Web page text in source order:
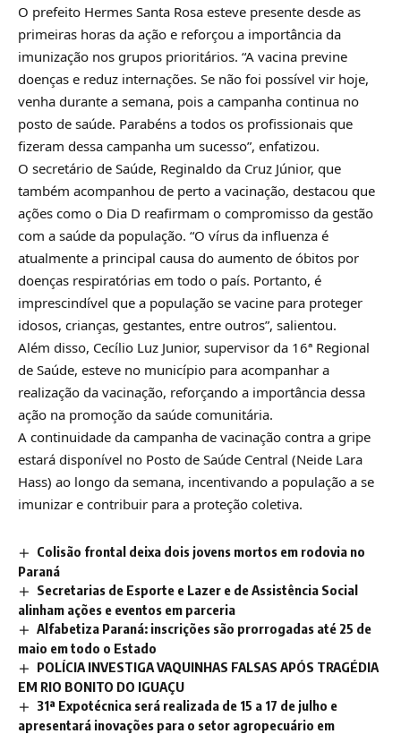
O prefeito Hermes Santa Rosa esteve presente desde as
primeiras horas da ação e reforçou a importância da
imunização nos grupos prioritários. “A vacina previne
doenças e reduz internações. Se não foi possível vir hoje,
venha durante a semana, pois a campanha continua no
posto de saúde. Parabéns a todos os profissionais que
fizeram dessa campanha um sucesso”, enfatizou.
O secretário de Saúde, Reginaldo da Cruz Júnior, que
também acompanhou de perto a vacinação, destacou que
ações como o Dia D reafirmam o compromisso da gestão
com a saúde da população. “O vírus da influenza é
atualmente a principal causa do aumento de óbitos por
doenças respiratórias em todo o país. Portanto, é
imprescindível que a população se vacine para proteger
idosos, crianças, gestantes, entre outros”, salientou.
Além disso, Cecílio Luz Junior, supervisor da 16ª Regional
de Saúde, esteve no município para acompanhar a
realização da vacinação, reforçando a importância dessa
ação na promoção da saúde comunitária.
A continuidade da campanha de vacinação contra a gripe
estará disponível no Posto de Saúde Central (Neide Lara
Hass) ao longo da semana, incentivando a população a se
imunizar e contribuir para a proteção coletiva.
Colisão frontal deixa dois jovens mortos em rodovia no
Paraná
Secretarias de Esporte e Lazer e de Assistência Social
alinham ações e eventos em parceria
Alfabetiza Paraná: inscrições são prorrogadas até 25 de
maio em todo o Estado
POLÍCIA INVESTIGA VAQUINHAS FALSAS APÓS TRAGÉDIA
EM RIO BONITO DO IGUAÇU
31ª Expotécnica será realizada de 15 a 17 de julho e
apresentará inovações para o setor agropecuário em